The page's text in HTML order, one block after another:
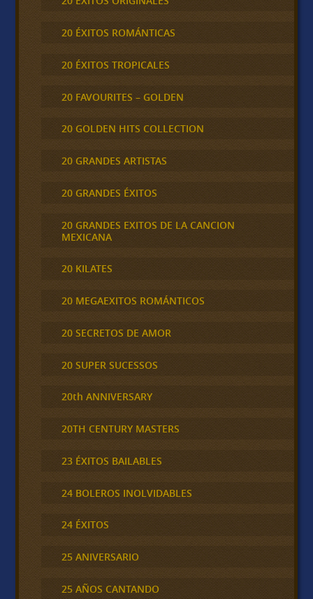
20 ÉXITOS ROMÁNTICAS
20 ÉXITOS TROPICALES
20 FAVOURITES – GOLDEN
20 GOLDEN HITS COLLECTION
20 GRANDES ARTISTAS
20 GRANDES ÉXITOS
20 GRANDES EXITOS DE LA CANCION
MEXICANA
20 KILATES
20 MEGAEXITOS ROMÁNTICOS
20 SECRETOS DE AMOR
20 SUPER SUCESSOS
20th ANNIVERSARY
20TH CENTURY MASTERS
23 ÉXITOS BAILABLES
24 BOLEROS INOLVIDABLES
24 ÉXITOS
25 ANIVERSARIO
25 AÑOS CANTANDO